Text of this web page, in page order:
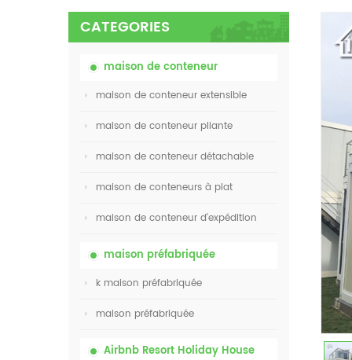
CATEGORIES
maison de conteneur
maison de conteneur extensible
maison de conteneur pliante
maison de conteneur détachable
maison de conteneurs à plat
maison de conteneur d'expédition
maison préfabriquée
k maison préfabriquée
maison préfabriquée
Airbnb Resort Holiday House